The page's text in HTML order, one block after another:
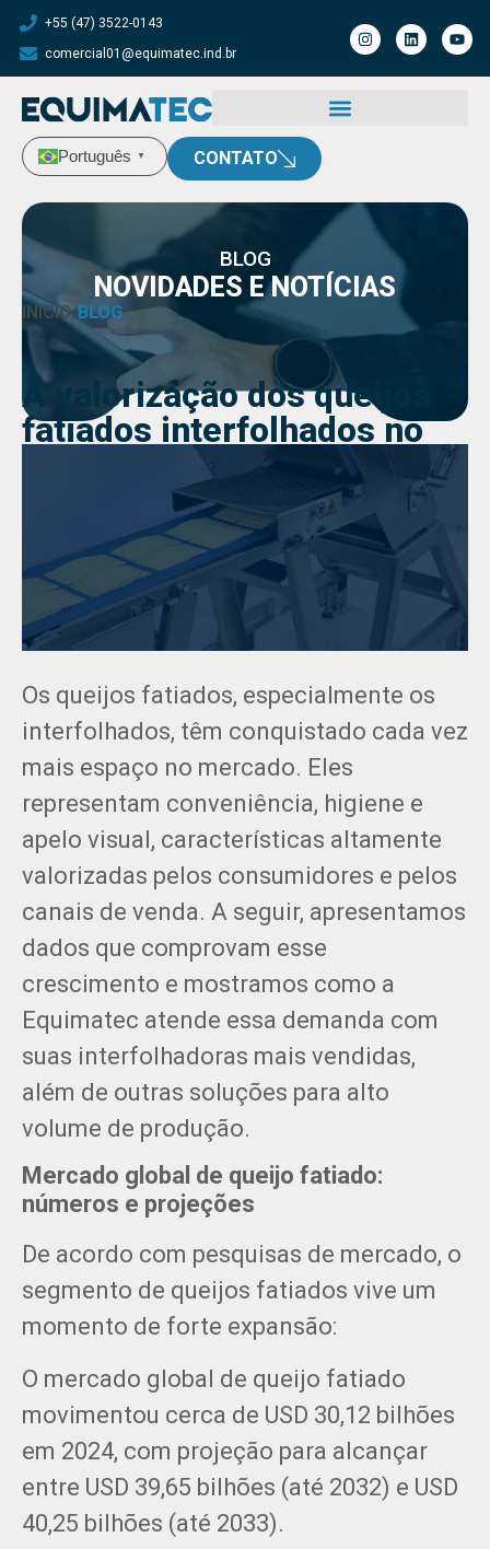
+55 (47) 3522-0143
comercial01@equimatec.ind.br
Português ▼ CONTATO
BLOG
NOVIDADES E NOTÍCIAS
INICIO/BLOG
A valorização dos queijos
fatiados interfolhados no
mercado global
28/08/2025
Os queijos fatiados, especialmente os
interfolhados, têm conquistado cada vez
mais espaço no mercado. Eles
representam conveniência, higiene e
apelo visual, características altamente
valorizadas pelos consumidores e pelos
canais de venda. A seguir, apresentamos
dados que comprovam esse
crescimento e mostramos como a
Equimatec atende essa demanda com
suas interfolhadoras mais vendidas,
além de outras soluções para alto
volume de produção.
Mercado global de queijo fatiado:
números e projeções
De acordo com pesquisas de mercado, o
segmento de queijos fatiados vive um
momento de forte expansão:
O mercado global de queijo fatiado
movimentou cerca de USD 30,12 bilhões
em 2024, com projeção para alcançar
entre USD 39,65 bilhões (até 2032) e USD
40,25 bilhões (até 2033).